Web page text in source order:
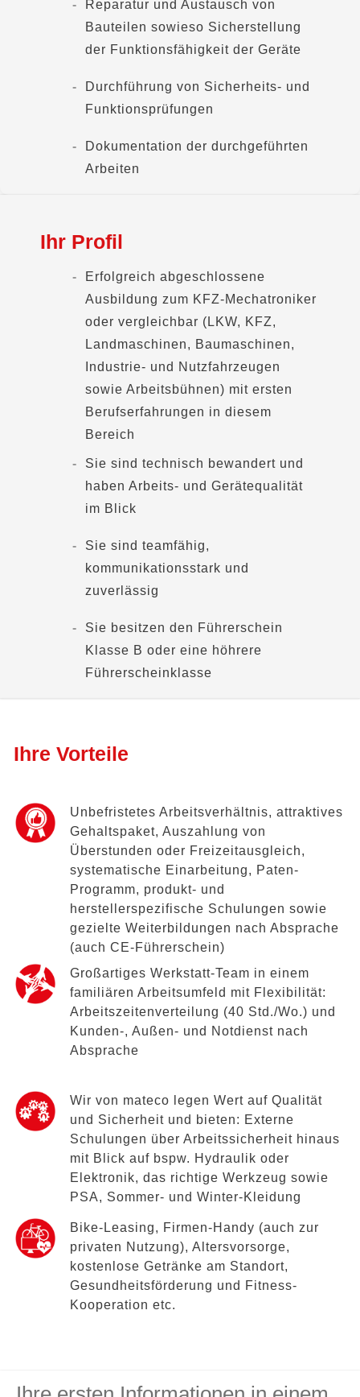
Reparatur und Austausch von
Bauteilen sowieso Sicherstellung
der Funktionsfähigkeit der Geräte
Durchführung von Sicherheits- und
Funktionsprüfungen
Dokumentation der durchgeführten
Arbeiten
Ihr Profil
Erfolgreich abgeschlossene
Ausbildung zum KFZ-Mechatroniker
oder vergleichbar (LKW, KFZ,
Landmaschinen, Baumaschinen,
Industrie- und Nutzfahrzeugen
sowie Arbeitsbühnen) mit ersten
Berufserfahrungen in diesem
Bereich
Sie sind technisch bewandert und
haben Arbeits- und Gerätequalität
im Blick
Sie sind teamfähig,
kommunikationsstark und
zuverlässig
Sie besitzen den Führerschein
Klasse B oder eine höhrere
Führerscheinklasse
Ihre Vorteile
Unbefristetes Arbeitsverhältnis, attraktives
Gehaltspaket, Auszahlung von
Überstunden oder Freizeitausgleich,
systematische Einarbeitung, Paten-
Programm, produkt- und
herstellerspezifische Schulungen sowie
gezielte Weiterbildungen nach Absprache
(auch CE-Führerschein)
Großartiges Werkstatt-Team in einem
familiären Arbeitsumfeld mit Flexibilität:
Arbeitszeitenverteilung (40 Std./Wo.) und
Kunden-, Außen- und Notdienst nach
Absprache
Wir von mateco legen Wert auf Qualität
und Sicherheit und bieten: Externe
Schulungen über Arbeitssicherheit hinaus
mit Blick auf bspw. Hydraulik oder
Elektronik, das richtige Werkzeug sowie
PSA, Sommer- und Winter-Kleidung
Bike-Leasing, Firmen-Handy (auch zur
privaten Nutzung), Altersvorsorge,
kostenlose Getränke am Standort,
Gesundheitsförderung und Fitness-
Kooperation etc.